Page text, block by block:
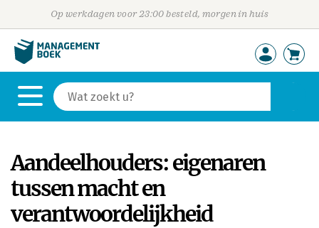
Op werkdagen voor 23:00 besteld, morgen in huis
Aandeelhouders: eigenaren
tussen macht en
verantwoordelijkheid